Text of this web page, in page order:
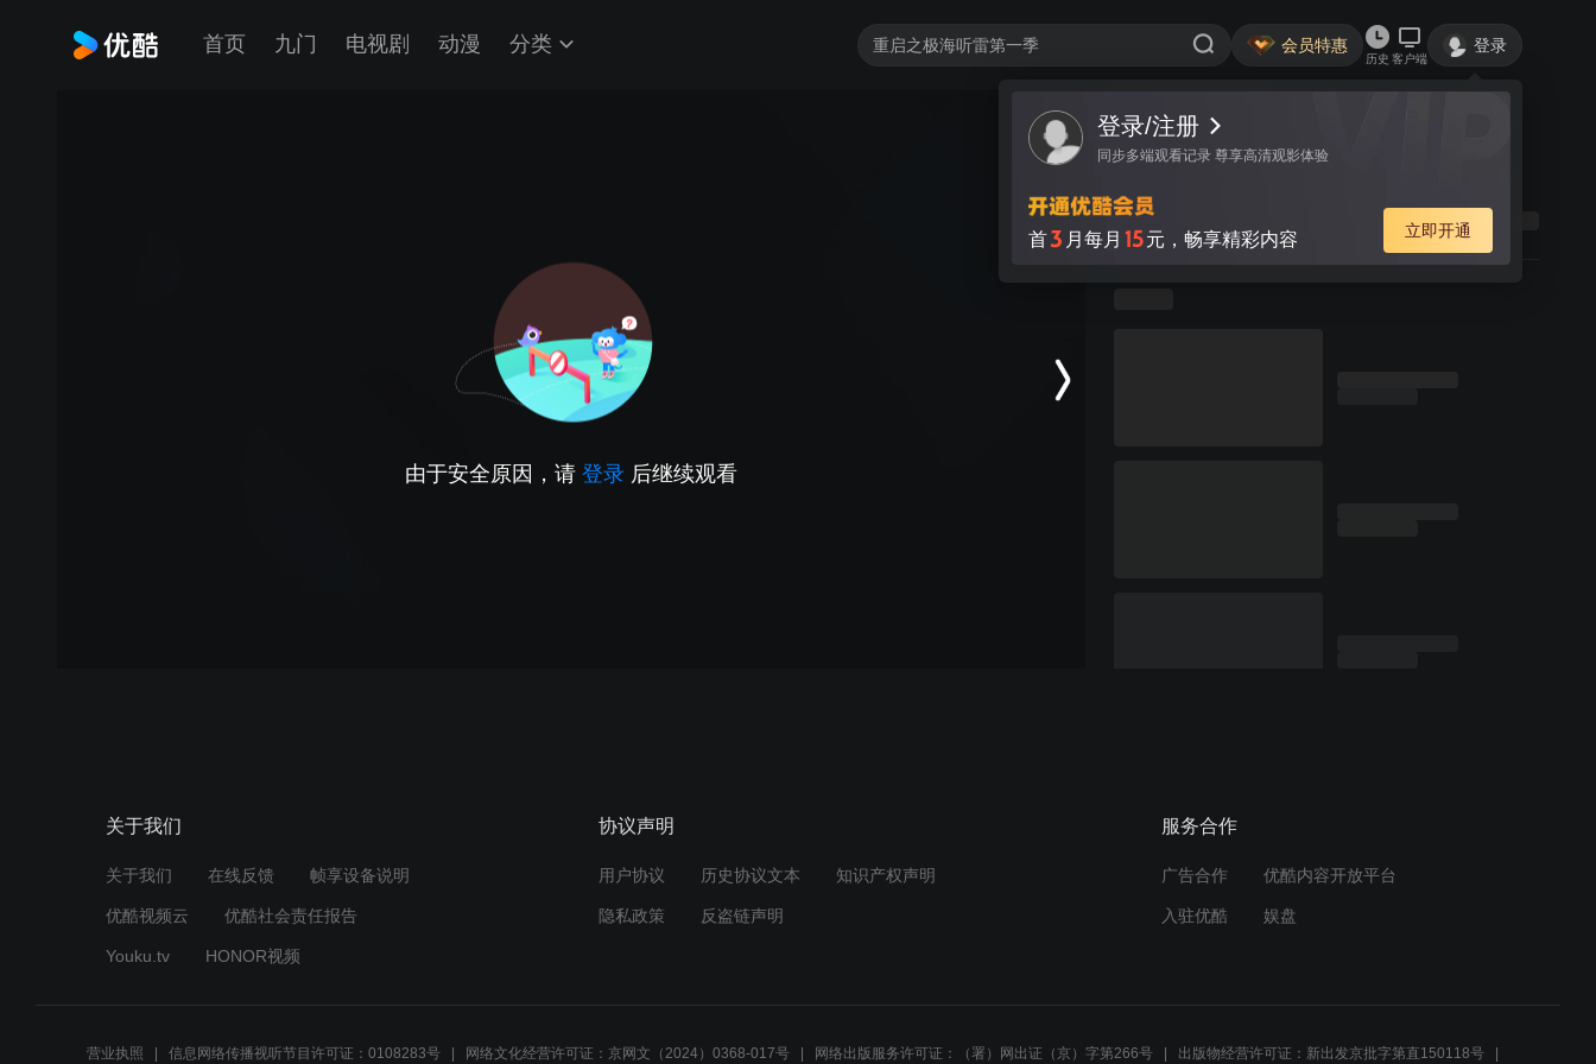
首页 九门 电视剧 动漫 分类 会员特惠
历史 客户端
登录
登录/注册
同步多端观看记录 尊享高清观影体验
首3 月每月 15元，畅享精彩内容 立即开通
由于安全原因，请 登录 后继续观看
关于我们
关于我们 在线反馈 帧享设备说明
优酷视频云 优酷社会责任报告
Youku.tv HONOR视频
协议声明
用户协议 历史协议文本 知识产权声明
隐私政策 反盗链声明
服务合作
广告合作 优酷内容开放平台
入驻优酷 娱盘
营业执照 信息网络传播视听节目许可证：0108283号 网络文化经营许可证：京网文（2024）0368-017号 网络出版服务许可证：（署）网出证（京）字第266号 出版物经营许可证：新出发京批字第直150118号